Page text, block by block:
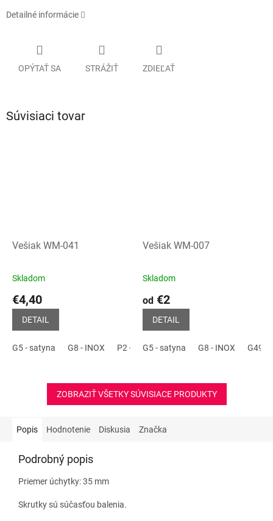
Detailné informácie
OPÝTAŤ SA STRÁŽIŤ ZDIEĽAŤ
Súvisiaci tovar
Vešiak WM-041
Priemerné
produktu
5
Skladom
€4,40
DETAIL
G5 - satyna G8 - INOX P2 - čierna matná P41 - Biela matná
Vešiak WM-007
Priemerné
produktu
5
Skladom
od €2
DETAIL
G5 - satyna G8 - INOX G49 -
ZOBRAZIŤ VŠETKY SÚVISIACE PRODUKTY
Popis Hodnotenie Diskusia Značka
Podrobný popis
Priemer úchytky: 35 mm
Skrutky sú súčasťou balenia.